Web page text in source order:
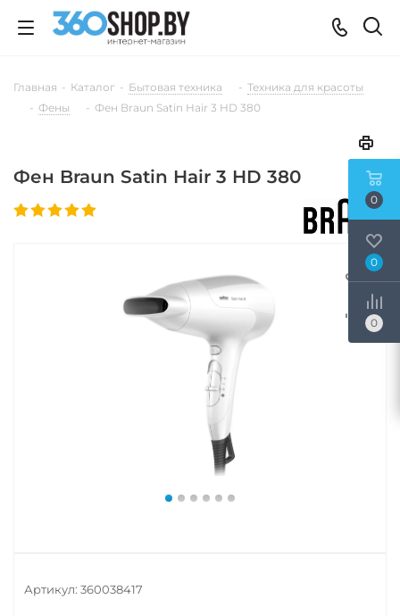
Главная - Каталог - Бытовая техника - Техника для красоты
- Фены - Фен Braun Satin Hair 3 HD 380
Фен Braun Satin Hair 3 HD 380
Артикул: 360038417
0
0
0